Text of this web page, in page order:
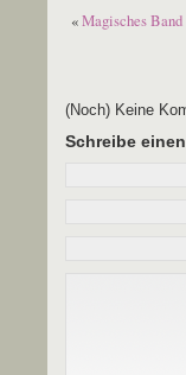
«Magisches Band
(Noch) Keine
Schreibe